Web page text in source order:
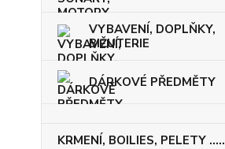
VYBAVENÍ, DOPLŇKY,
BIŽUTERIE
DÁRKOVÉ PŘEDMĚTY
KRMENÍ, BOILIES, PELETY .....